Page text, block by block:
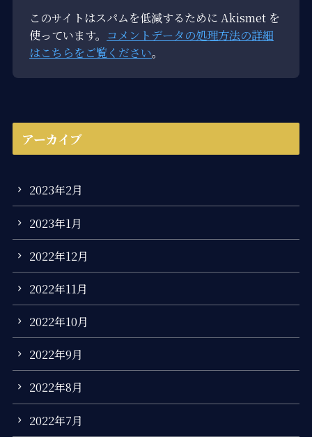
このサイトはスパムを低減するために Akismet を
使っています。 コメントデータの処理方法の詳細
はこちらをご覧ください。
アーカイブ
2023年2月
2023年1月
2022年12月
2022年11月
2022年10月
2022年9月
2022年8月
2022年7月